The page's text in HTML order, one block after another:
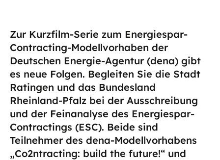
Zur Kurzfilm-Serie zum Energiespar-
Contracting-Modellvorhaben der
Deutschen Energie-Agentur (dena) gibt
es neue Folgen. Begleiten Sie die Stadt
Ratingen und das Bundesland
Rheinland-Pfalz bei der Ausschreibung
und der Feinanalyse des Energiespar-
Contractings (ESC). Beide sind
Teilnehmer des dena-Modellvorhabens
„Co2ntracting: build the future!“ und